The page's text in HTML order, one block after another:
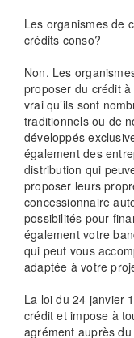
Les organismes de
crédits conso?
Non. Les
proposer du crédit
vrai qu’ils sont
traditionnels ou de
développés
également des
distribution qui
proposer leurs
concessionnaire
possibilités pour
également votre
qui peut vous
adaptée à votre
La loi du 24 janvier
crédit et impose à
agrément auprès